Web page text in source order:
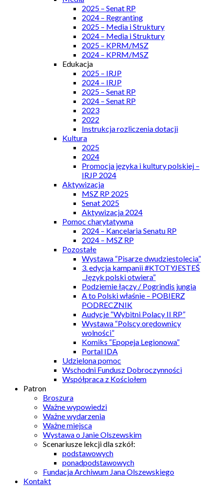
2025 – Senat RP
2024 – Regranting
2025 – Media i Struktury
2024 – Media i Struktury
2025 – KPRM/MSZ
2024 – KPRM/MSZ
Edukacja
2025 – IRJP
2024 – IRJP
2025 – Senat RP
2024 – Senat RP
2023
2022
Instrukcja rozliczenia dotacji
Kultura
2025
2024
Promocja języka i kultury polskiej –
IRJP 2024
Aktywizacja
MSZ RP 2025
Senat 2025
Aktywizacja 2024
Pomoc charytatywna
2024 – Kancelaria Senatu RP
2024 – MSZ RP
Pozostałe
Wystawa “Pisarze dwudziestolecia”
3. edycja kampanii #KTOTYJESTEŚ
„Język polski otwiera”
Podziemie łączy / Pogrindis jungia
A to Polski właśnie – POBIERZ
PODRECZNIK
Audycje “Wybitni Polacy II RP”
Wystawa “Polscy orędownicy
wolności”
Komiks “Epopeja Legionowa”
Portal IDA
Udzielona pomoc
Wschodni Fundusz Dobroczynności
Współpraca z Kościołem
Patron
Broszura
Ważne wypowiedzi
Ważne wydarzenia
Ważne miejsca
Wystawa o Janie Olszewskim
Scenariusze lekcji dla szkół:
podstawowych
ponadpodstawowych
Fundacja Archiwum Jana Olszewskiego
Kontakt